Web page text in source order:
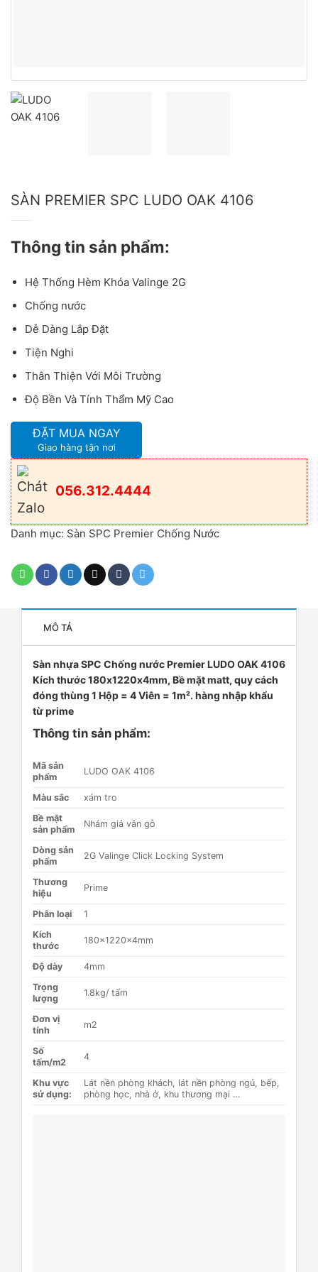
SÀN PREMIER SPC LUDO OAK 4106
Thông tin sản phẩm:
Hệ Thống Hèm Khóa Valinge 2G
Chống nước
Dễ Dàng Lắp Đặt
Tiện Nghi
Thân Thiện Với Môi Trường
Độ Bền Và Tính Thẩm Mỹ Cao
ĐẶT MUA NGAY
Giao hàng tận nơi
056.312.4444
Danh mục: Sàn SPC Premier Chống Nước
MÔ TẢ
Sàn nhựa SPC Chống nước Premier LUDO OAK 4106
Kích thước 180x1220x4mm, Bề mặt matt, quy cách
đóng thùng 1 Hộp = 4 Viên = 1m². hàng nhập khẩu
từ prime
Thông tin sản phẩm:
Mã sản
phẩm
LUDO OAK 4106
Màu sắc
xám tro
Bề mặt
sản phẩm
Nhám giả vân gỗ
Dòng sản
phẩm
2G Valinge Click Locking System
Thương
hiệu
Prime
Phân loại
1
Kích
thước
180x1220x4mm
Độ dày
4mm
Trọng
lượng
1.8kg/ tấm
Đơn vị
tính​
m2
Số
tấm/m2
4
Khu vực
sử dụng:
Lát nền phòng khách, lát nền phòng ngủ, bếp,
phòng học, nhà ở, khu thương mại …